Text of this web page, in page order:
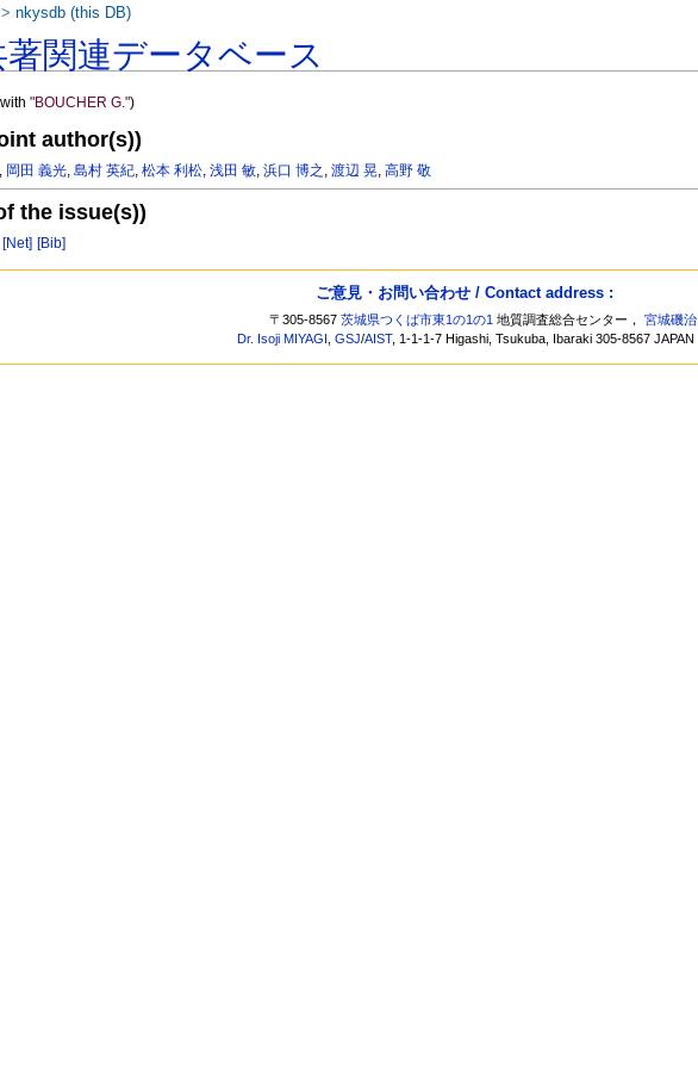
著関連データベース
with"BOUCHER G.")
author(s))
, 岡田 義光,島村 英紀,松本 利松,浅田 敏,浜口 博之 ,渡辺 晃,高野 敬
the issue(s))
[Net] [Bib]
>nkysdb (this DB)
ご意見・お問い合わせ / Contact address :
〒305-8567茨城県つくば市東1の1の1 地質調査総合センター，宮城磯治
Dr. Isoji MIYAGI ,GSJ/AIST, 1-1-1-7 Higashi, Tsukuba, Ibaraki 305-8567 JAPAN